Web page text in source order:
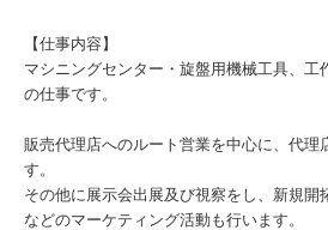
【仕事内容】
マシニングセンター・旋盤用機械工具、工
の仕事です。
販売代理店へのルート営業を中心に、代理
す。
その他に展示会出展及び視察をし、新規開
などのマーケティング活動も行います。